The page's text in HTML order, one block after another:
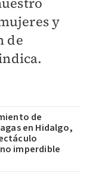
y
de
de
en Hidalgo,
imperdible